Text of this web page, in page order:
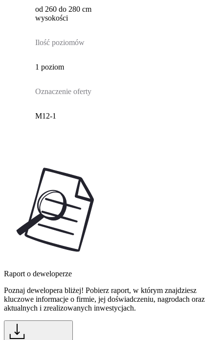
od 260 do 280 cm
wysokości
Ilość poziomów
1 poziom
Oznaczenie oferty
M12-1
Raport o deweloperze
Poznaj dewelopera bliżej! Pobierz raport, w którym znajdziesz
kluczowe informacje o firmie, jej doświadczeniu, nagrodach oraz
aktualnych i zrealizowanych inwestycjach.